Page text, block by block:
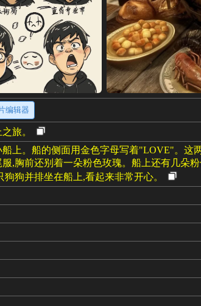
编辑器
旅。
上。船的侧面用金色字母写着"LOVE"。这
,胸前还别着一朵粉色玫瑰。船上还有几朵
狗并排坐在船上,看起来非常开心。